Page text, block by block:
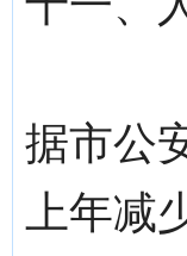
据市公
上年